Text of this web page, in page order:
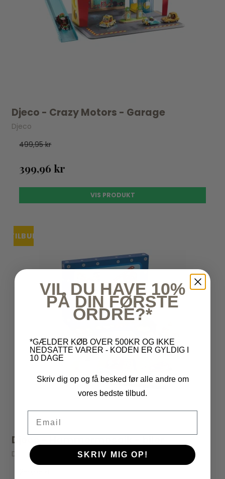
Djeco - Crazy Motors - Garage
Djeco
499,95 kr
399,96 kr
VIS PRODUKT
TILBUDUDSOLGT
Djeco - Hammermosaik - biler
Djeco
VIL DU HAVE 10%
PÅ DIN FØRSTE
ORDRE?*
*GÆLDER KØB OVER 500KR OG IKKE
NEDSATTE VARER - KODEN ER GYLDIG I
10 DAGE
Skriv dig op og få besked før alle andre om
vores bedste tilbud.
SKRIV MIG OP!